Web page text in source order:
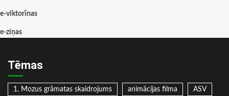
e-viktorīnas
e-ziņas
Tēmas
1. Mozus grāmatas skaidrojums animācijas filma ASV